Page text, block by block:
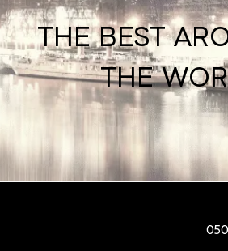
THE BEST
THE